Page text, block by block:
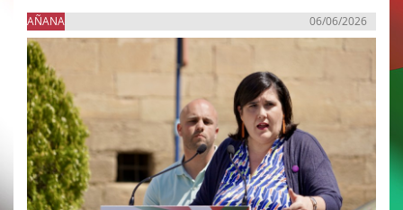
AÑANA 06/06/2026